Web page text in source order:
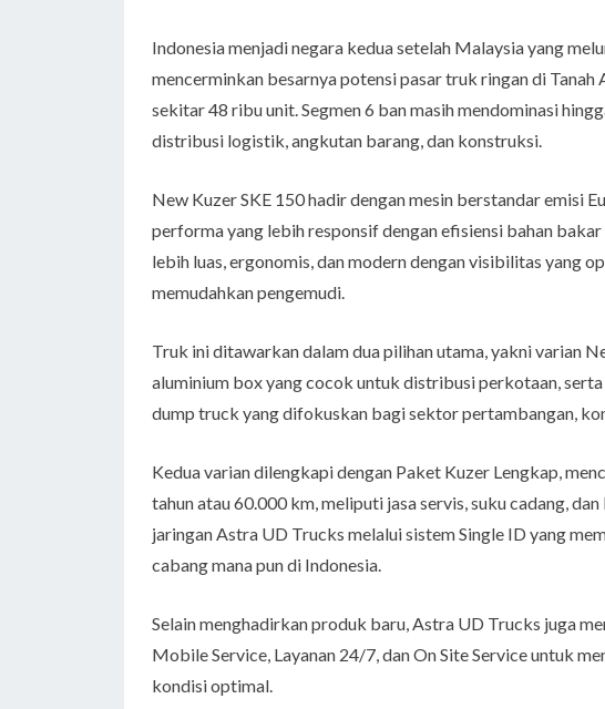
Indonesia menjadi negara kedua setelah Malaysia yang
mencerminkan besarnya potensi pasar truk ringan di Tanah
sekitar 48 ribu unit. Segmen 6 ban masih mendominasi
distribusi logistik, angkutan barang, dan konstruksi.
New Kuzer SKE 150 hadir dengan mesin berstandar emisi
performa yang lebih responsif dengan efisiensi bahan
lebih luas, ergonomis, dan modern dengan visibilitas yang
memudahkan pengemudi.
Truk ini ditawarkan dalam dua pilihan utama, yakni varian
aluminium box yang cocok untuk distribusi perkotaan,
dump truck yang difokuskan bagi sektor pertambangan,
Kedua varian dilengkapi dengan Paket Kuzer Lengkap,
tahun atau 60.000 km, meliputi jasa servis, suku cadang,
jaringan Astra UD Trucks melalui sistem Single ID yang
cabang mana pun di Indonesia.
Selain menghadirkan produk baru, Astra UD Trucks juga
Mobile Service, Layanan 24/7, dan On Site Service untuk
kondisi optimal.